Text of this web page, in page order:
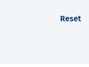
Reset